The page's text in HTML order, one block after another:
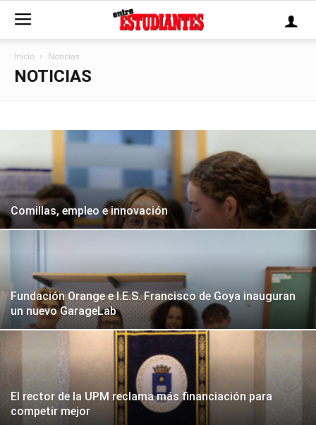
Inicio Noticias
NOTICIAS
Comillas, empleo e innovación
Fundación Orange e I.E.S. Francisco de Goya inauguran
un nuevo GarageLab
El rector de la UPM reclama más financiación para
competir mejor